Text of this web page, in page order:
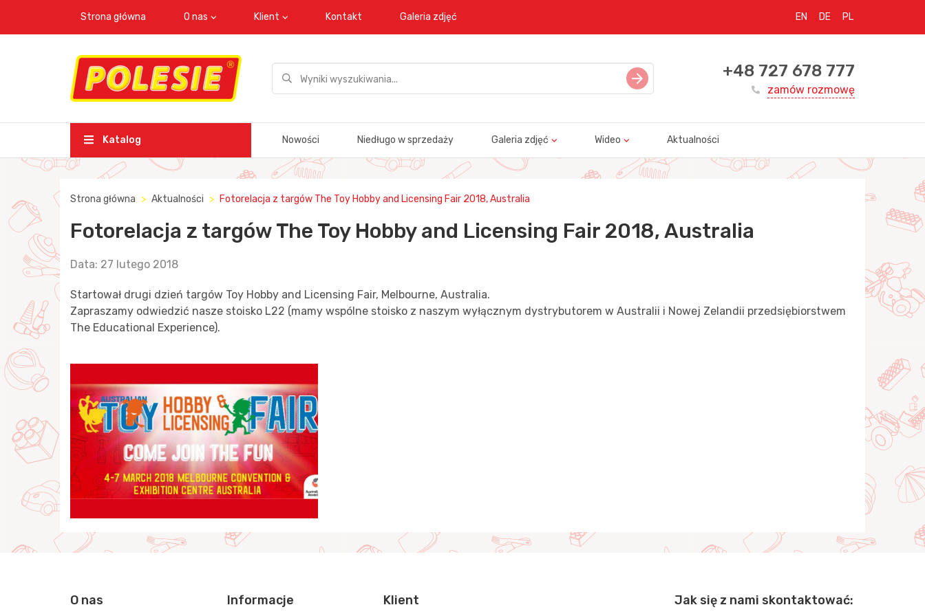
Strona główna O nas Klient Kontakt Galeria zdjęć EN DE PL
+48 727 678 777
zamów rozmowę
Katalog Nowości Niedługo w sprzedaży Galeria zdjęć Wideo Aktualności
Strona główna Aktualności Fotorelacja z targów The Toy Hobby and Licensing Fair 2018, Australia
Fotorelacja z targów The Toy Hobby and Licensing Fair 2018, Australia
Data: 27 lutego 2018
Startował drugi dzień targów Toy Hobby and Licensing Fair, Melbourne, Australia.
Zapraszamy odwiedzić nasze stoisko L22 (mamy wspólne stoisko z naszym wyłącznym dystrybutorem w Australii i Nowej Zelandii przedsiębiorstwem
The Educational Experience).
O nas Informacje Klient Jak się z nami skontaktować: